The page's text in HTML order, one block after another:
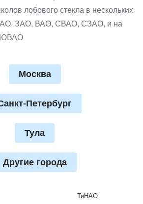
лобового стекла в нескольких
ЗАО, ВАО, СВАО, СЗАО, и на
ЮВАО
Москва
Петербург
Тула
Другие города
ТиНАО